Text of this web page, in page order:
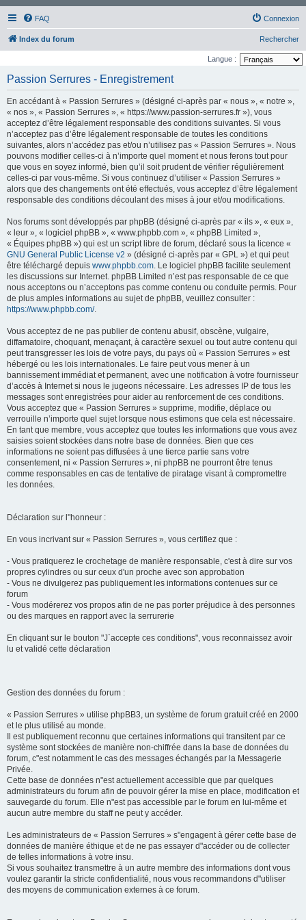
FAQ Connexion
Index du forum Rechercher
Langue :
Passion Serrures - Enregistrement
En accédant à « Passion Serrures » (désigné ci-après par « nous », « notre »,
« nos », « Passion Serrures », « https://www.passion-serrures.fr »), vous
acceptez d’être légalement responsable des conditions suivantes. Si vous
n’acceptez pas d’être légalement responsable de toutes les conditions
suivantes, alors n’accédez pas et/ou n’utilisez pas « Passion Serrures ». Nous
pouvons modifier celles-ci à n’importe quel moment et nous ferons tout pour
que vous en soyez informé, bien qu’il soit prudent de vérifier régulièrement
celles-ci par vous-même. Si vous continuez d’utiliser « Passion Serrures »
alors que des changements ont été effectués, vous acceptez d’être légalement
responsable des conditions découlant des mises à jour et/ou modifications.
Nos forums sont développés par phpBB (désigné ci-après par « ils », « eux »,
« leur », « logiciel phpBB », « www.phpbb.com », « phpBB Limited »,
« Équipes phpBB ») qui est un script libre de forum, déclaré sous la licence «
GNU General Public License v2 » (désigné ci-après par « GPL ») et qui peut
être téléchargé depuis www.phpbb.com. Le logiciel phpBB facilite seulement
les discussions sur Internet. phpBB Limited n’est pas responsable de ce que
nous acceptons ou n’acceptons pas comme contenu ou conduite permis. Pour
de plus amples informations au sujet de phpBB, veuillez consulter :
https://www.phpbb.com/.
Vous acceptez de ne pas publier de contenu abusif, obscène, vulgaire,
diffamatoire, choquant, menaçant, à caractère sexuel ou tout autre contenu qui
peut transgresser les lois de votre pays, du pays où « Passion Serrures » est
hébergé ou les lois internationales. Le faire peut vous mener à un
bannissement immédiat et permanent, avec une notification à votre fournisseur
d’accès à Internet si nous le jugeons nécessaire. Les adresses IP de tous les
messages sont enregistrées pour aider au renforcement de ces conditions.
Vous acceptez que « Passion Serrures » supprime, modifie, déplace ou
verrouille n’importe quel sujet lorsque nous estimons que cela est nécessaire.
En tant que membre, vous acceptez que toutes les informations que vous avez
saisies soient stockées dans notre base de données. Bien que ces
informations ne soient pas diffusées à une tierce partie sans votre
consentement, ni « Passion Serrures », ni phpBB ne pourront être tenus
comme responsables en cas de tentative de piratage visant à compromettre
les données.
Déclaration sur l"honneur :
En vous incrivant sur « Passion Serrures », vous certifiez que :
- Vous pratiquerez le crochetage de manière responsable, c'est à dire sur vos
propres cylindres ou sur ceux d'un proche avec son approbation
- Vous ne divulgerez pas publiquement les informations contenues sur ce
forum
- Vous modérerez vos propos afin de ne pas porter préjudice à des personnes
ou des marques en rapport avec la serrurerie
En cliquant sur le bouton "J`accepte ces conditions", vous reconnaissez avoir
lu et validé cette déclaration
Gestion des données du forum :
« Passion Serrures » utilise phpBB3, un système de forum gratuit créé en 2000
et le plus utilisé au monde.
Il est publiquement reconnu que certaines informations qui transitent par ce
système sont stockées de manière non-chiffrée dans la base de données du
forum, c"est notamment le cas des messages échangés par la Messagerie
Privée.
Cette base de données n"est actuellement accessible que par quelques
administrateurs du forum afin de pouvoir gérer la mise en place, modification et
sauvegarde du forum. Elle n"est pas accessible par le forum en lui-même et
aucun autre membre du staff ne peut y accéder.
Les administrateurs de « Passion Serrures » s"engagent à gérer cette base de
données de manière éthique et de ne pas essayer d"accéder ou de collecter
de telles informations à votre insu.
Si vous souhaitez transmettre à un autre membre des informations dont vous
voulez garantir la stricte confidentialité, nous vous recommandons d"utiliser
des moyens de communication externes à ce forum.